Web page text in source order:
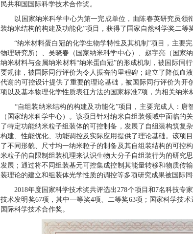
民共和国国际科学技术合作奖。
以国家纳米科学中心为第一完成单位，由陈春英研究员领
装纳米结构的构建及功能化”项目，获得了国家自然科学奖二等
“纳米材料蛋白冠的化学生物学特性及其机制”项目，主要
物理研究所）、吴晓春（国家纳米科学中心）、赵宇亮（国家
纳米材料与金属纳米材料“纳米蛋白冠”的形成机制，被国际同
要规律，被国际同行评价为令人振奋的里程碑；建立了降低血
代谢的可控设计提供了重要的理论基础，被国际同行评价为
项以及基本物理化学性质表征方法的国家标准7项，为相关纳米
“自组装纳米结构的构建及功能化”项目，主要完成人：
（国家纳米科学中心）。该项目针对纳米自组装领域中面临
了特定功能纳米粒子组装体的可控制备，发展了自组装构筑复
构建、性能优化、功能调控及实际应用提供了理论基础。该项
了不同形貌、尺寸均一纳米粒子的制备及其自组装结构的可控
米粒子的自限制组装机理来认识生物大分子自组装行为的研究
发展；通过将不同组装基元可控集成控制其能量转移和物质传
装理论的建立和组装体光学性质的调控等多项研究成果被国际
2018年度国家科学技术奖共评选出278个项目和 7名科技专
技术发明奖67项，其中一等奖4项、二等奖63项；国家科学技术
国际科学技术合作奖。